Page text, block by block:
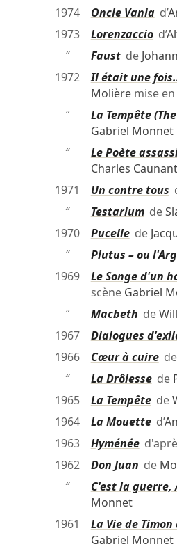
1974
Oncle Vaniad’
1973
Lorenzacciod’
″
Faustde
1972
Il était une
Molièremise en
″
La Tempête
Gabriel Monnet
″
Le Poète
Charles Caunant
1971
Un contre tous
″
Testariumde
1970
Pucellede
″
Plutus – ou
1969
Le Songe d'un
scène Gabriel
″
Macbeth de
1967
Dialogues
1966
Cœur à cuirede
″
La Drôlessede
1965
La Tempêtede
1964
La Mouetted’
1963
Hyménée
1962
Don Juan de
″
C'est la guerre,
Monnet
1961
La Vie de
Gabriel Monnet